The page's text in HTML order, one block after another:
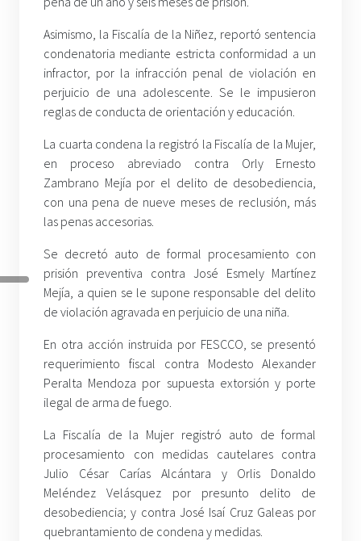
Asimismo, la Fiscalía de la Niñez, reportó sentencia
condenatoria mediante estricta conformidad a un
infractor, por la infracción penal de violación en
perjuicio de una adolescente. Se le impusieron
reglas de conducta de orientación y educación.
La cuarta condena la registró la Fiscalía de la Mujer,
en proceso abreviado contra Orly Ernesto
Zambrano Mejía por el delito de desobediencia,
con una pena de nueve meses de reclusión, más
las penas accesorias.
Se decretó auto de formal procesamiento con
prisión preventiva contra José Esmely Martínez
Mejía, a quien se le supone responsable del delito
de violación agravada en perjuicio de una niña.
En otra acción instruida por FESCCO, se presentó
requerimiento fiscal contra Modesto Alexander
Peralta Mendoza por supuesta extorsión y porte
ilegal de arma de fuego.
La Fiscalía de la Mujer registró auto de formal
procesamiento con medidas cautelares contra
Julio César Carías Alcántara y Orlis Donaldo
Meléndez Velásquez por presunto delito de
desobediencia; y contra José Isaí Cruz Galeas por
quebrantamiento de condena y medidas.